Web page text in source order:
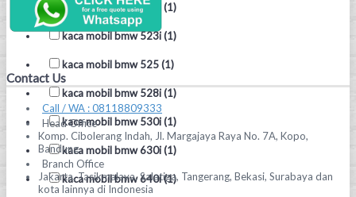
kaca mobil bmw 520i (1)
kaca mobil bmw 523i (1)
kaca mobil bmw 525 (1)
kaca mobil bmw 528i (1)
kaca mobil bmw 530i (1)
kaca mobil bmw 630i (1)
kaca mobil bmw 640i (1)
Contact Us
Call / WA : 08118809333
Head Office
Komp. Cibolerang Indah, Jl. Margajaya Raya No. 7A, Kopo,
Bandung.
Branch Office
Jakarta, Tasikmalaya, Salatiga, Tangerang, Bekasi, Surabaya dan
kota lainnya di Indonesia